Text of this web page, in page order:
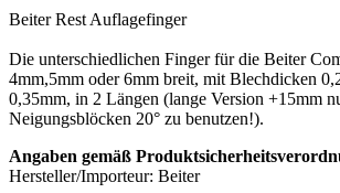
Beiter Rest Auflagefinger
Die unterschiedlichen Finger für die Beiter
4mm,5mm oder 6mm breit, mit Blechdicken
0,35mm, in 2 Längen (lange Version +15mm
Neigungsblöcken 20° zu benutzen!).
Angaben gemäß
Hersteller/Importeur: Beiter